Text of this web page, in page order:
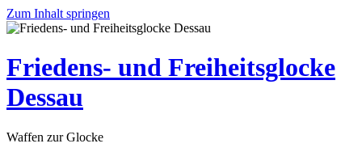
Zum Inhalt springen
Friedens- und Freiheitsglocke
Dessau
Waffen zur Glocke